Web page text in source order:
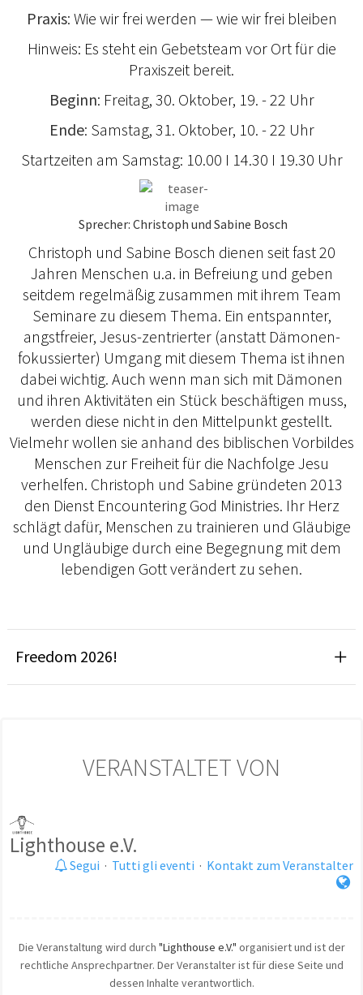
Praxis: Wie wir frei werden — wie wir frei bleiben
Hinweis: Es steht ein Gebetsteam vor Ort für die
Praxiszeit bereit.
Beginn: Freitag, 30. Oktober, 19. - 22 Uhr
Ende: Samstag, 31. Oktober, 10. - 22 Uhr
Startzeiten am Samstag: 10.00 I 14.30 I 19.30 Uhr
Sprecher: Christoph und Sabine Bosch
Christoph und Sabine Bosch dienen seit fast 20
Jahren Menschen u.a. in Befreiung und geben
seitdem regelmäßig zusammen mit ihrem Team
Seminare zu diesem Thema. Ein entspannter,
angstfreier, Jesus-zentrierter (anstatt Dämonen-
fokussierter) Umgang mit diesem Thema ist ihnen
dabei wichtig. Auch wenn man sich mit Dämonen
und ihren Aktivitäten ein Stück beschäftigen muss,
werden diese nicht in den Mittelpunkt gestellt.
Vielmehr wollen sie anhand des biblischen Vorbildes
Menschen zur Freiheit für die Nachfolge Jesu
verhelfen. Christoph und Sabine gründeten 2013
den Dienst Encountering God Ministries. Ihr Herz
schlägt dafür, Menschen zu trainieren und Gläubige
und Ungläubige durch eine Begegnung mit dem
lebendigen Gott verändert zu sehen.
Freedom 2026!
VERANSTALTET VON
Lighthouse e.V.
Segui · Tutti gli eventi · Kontakt zum Veranstalter
Die Veranstaltung wird durch "Lighthouse e.V." organisiert und ist der
rechtliche Ansprechpartner. Der Veranstalter ist für diese Seite und
dessen Inhalte verantwortlich.